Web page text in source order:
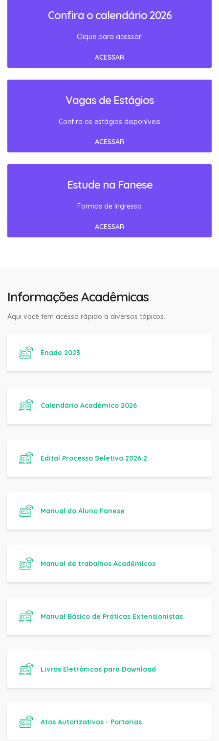
Confira o calendário 2026
Clique para acessar!
ACESSAR
Vagas de Estágios
Confira os estágios disponíveis
ACESSAR
Estude na Fanese
Formas de Ingresso
ACESSAR
Informações Acadêmicas
Aqui você tem acesso rápido a diversos tópicos..
Enade 2023
Calendário Acadêmico 2026
Edital Processo Seletivo 2026.2
Manual do Aluno Fanese
Manual de trabalhos Acadêmicos
Manual Básico de Práticas Extensionistas
Livros Eletrônicos para Download
Atos Autorizativos - Portarias